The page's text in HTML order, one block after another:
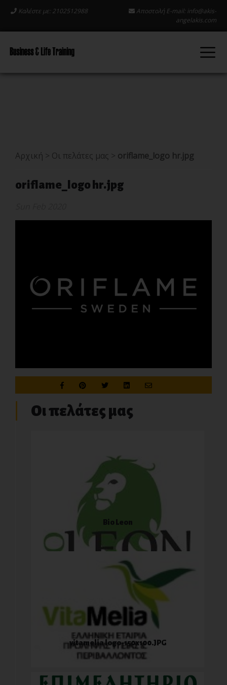
Καλέστε με: 2102512988 Αποστολή E-mail: info@akis-
angelakis.com
Αρχική > Οι πελάτες μας > oriflame_logo hr.jpg
oriflame_logo hr.jpg
Οι πελάτες μας
Bio Leon
vitamelia logo-150x100.JPG